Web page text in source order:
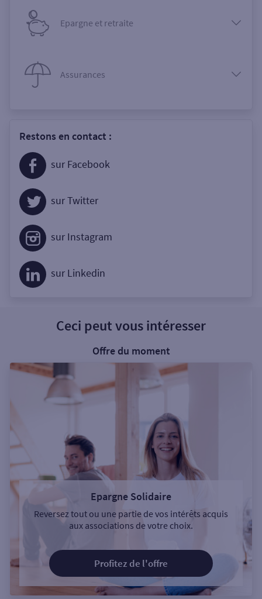
Epargne et retraite
Assurances
Restons en contact :
sur Facebook
sur Twitter
sur Instagram
sur Linkedin
Ceci peut vous intéresser
Offre du moment
Epargne Solidaire
Reversez tout ou une partie de vos intérêts acquis
aux associations de votre choix.
Profitez de l'offre